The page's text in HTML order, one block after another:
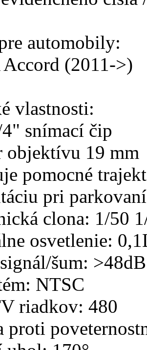
automobily:
(2011->)
vlastnosti:
snímací čip
objektívu 19 mm
pomocné
pri parkovaní
clona: 1/50
osvetlenie:
šum: >48dB
NTSC
riadkov: 480
proti